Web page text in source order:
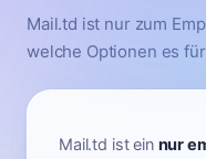
Mail.td ist nur zum
welche Optionen es
Mail.td ist ein nur